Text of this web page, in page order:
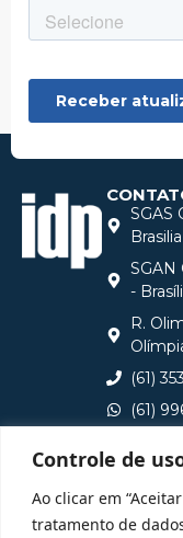
Controle de
Ao clicar em
tratamento de
SGAS
SGAN
-
R.
(61)
(61)